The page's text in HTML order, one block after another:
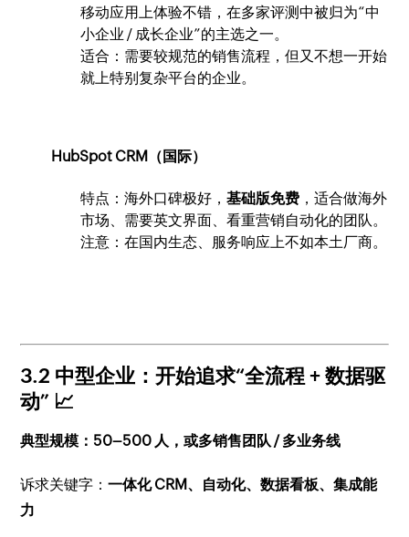
移动应用上体验不错，在多家评测中被归为“中
小企业 / 成长企业”的主选之一。
适合：需要较规范的销售流程，但又不想一开始
就上特别复杂平台的企业。
HubSpot CRM（国际）
特点：海外口碑极好，基础版免费 ，适合做海外
市场、需要英文界面、看重营销自动化的团队。
注意：在国内生态、服务响应上不如本土厂商。
3.2 中型企业：开始追求“全流程 + 数据驱
动” 📈
典型规模：50–500 人，或多销售团队 / 多业务线
诉求关键字：一体化 CRM、自动化、数据看板、集成能
力